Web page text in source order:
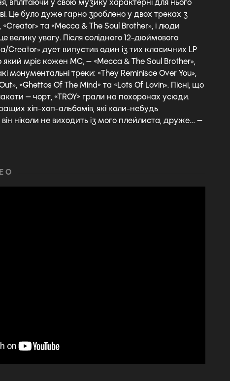
вплітаючи у свою музику характерні для нього
Це було дуже гарно зроблено у двох треках з
«Creator» та «Mecca & The Soul Brother», і люди
велику увагу. Після солідного 12-дюймового
Creator» дует випустив один із тих класичних LP
який мріє кожен MC, — «Mecca & The Soul Brother»,
монументальні треки: «They Reminisce Over You»,
«Ghettos Of The Mind» та «Lots Of Lovin». Пісні, що
— чорт, «TROY» грали на похоронах усюди.
хіп-хоп-альбомів, які коли-небудь
ніколи не виходить із мого плейлиста, друже… —